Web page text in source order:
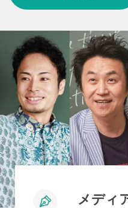
東海
関西
中国
九州
メディ